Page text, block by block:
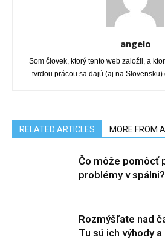
angelo
Som človek, ktorý tento web založil, a
tvrdou prácou sa dajú (aj na
RELATED ARTICLES MORE FROM
Čo môže pomôcť
problémy v spálni?
Rozmýšľate nad
Tu sú ich výhody